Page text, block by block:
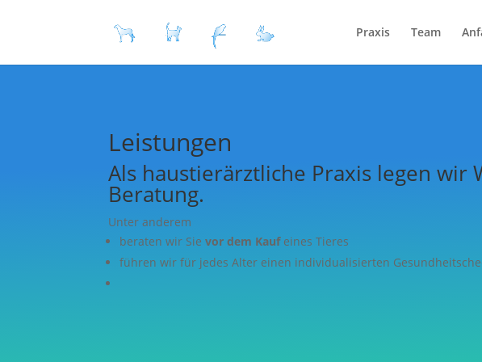
Praxis Team
Leistungen
Als haustierärztliche Praxis legen
Beratung.
Unter anderem
beraten wir Sievor dem Kaufeines Tieres
führen wir für jedes Alter einen individualisierten